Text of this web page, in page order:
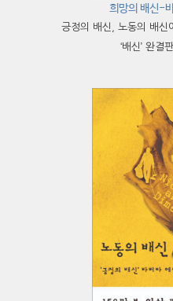
희망의 배신-
긍정의 배신, 노동의 배신
‘배신’ 완결